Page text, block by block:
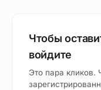
Чтобы
войдите
Это пара